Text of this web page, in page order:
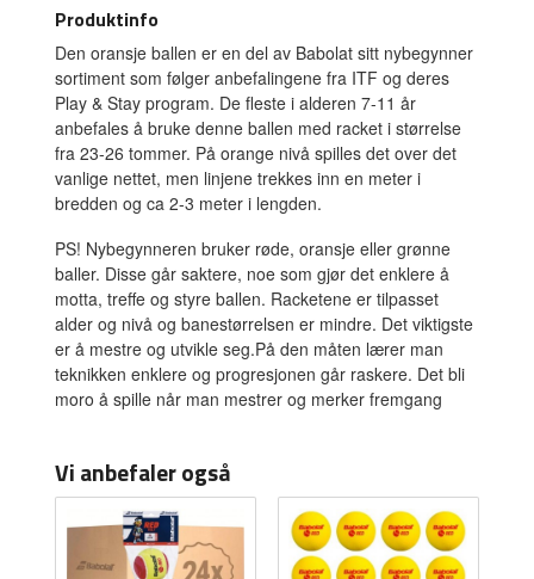
Produktinfo
Den oransje ballen er en del av Babolat sitt nybegynner
sortiment som følger anbefalingene fra ITF og deres
Play & Stay program. De fleste i alderen 7-11 år
anbefales å bruke denne ballen med racket i størrelse
fra 23-26 tommer. På orange nivå spilles det over det
vanlige nettet, men linjene trekkes inn en meter i
bredden og ca 2-3 meter i lengden.
PS! Nybegynneren bruker røde, oransje eller grønne
baller. Disse går saktere, noe som gjør det enklere å
motta, treffe og styre ballen. Racketene er tilpasset
alder og nivå og banestørrelsen er mindre. Det viktigste
er å mestre og utvikle seg.På den måten lærer man
teknikken enklere og progresjonen går raskere. Det bli
moro å spille når man mestrer og merker fremgang
Vi anbefaler også